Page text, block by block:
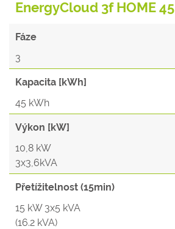
EnergyCloud 3f HOME 45
Fáze
3
Kapacita [kWh]
45 kWh
Výkon [kW]
10,8 kW
3x3,6kVA
Přetížitelnost (15min)
15 kW 3x5 kVA
(16.2 kVA)